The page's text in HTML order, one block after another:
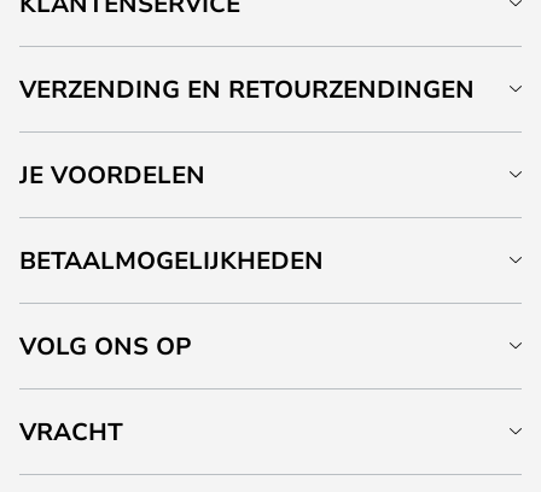
VERZENDING EN RETOURZENDINGEN
JE VOORDELEN
BETAALMOGELIJKHEDEN
VOLG ONS OP
VRACHT